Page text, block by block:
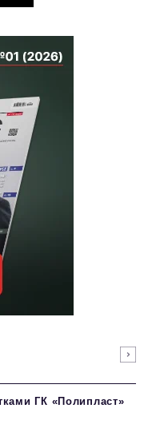
ГК «Полипласт»